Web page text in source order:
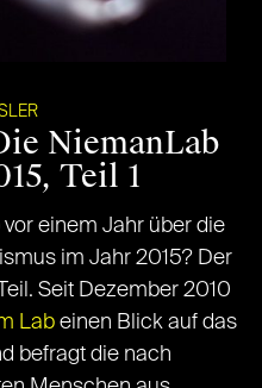
NiemanLab
Teil 1
einem Jahr über die
im Jahr 2015? Der
Seit Dezember 2010
Lab einen Blick auf das
befragt die nach